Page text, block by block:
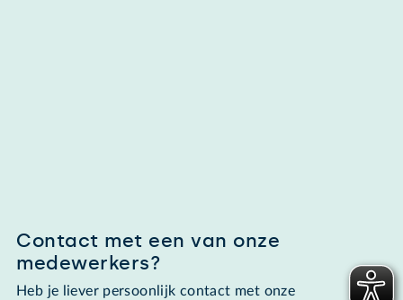
Contact met een van onze
medewerkers?
Heb je liever persoonlijk contact met onze